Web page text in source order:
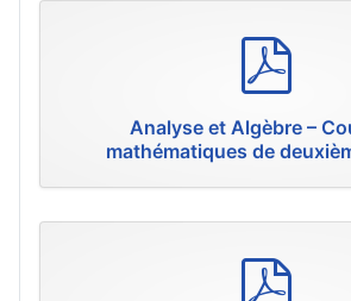
Analyse et Algèbre –
mathématiques de